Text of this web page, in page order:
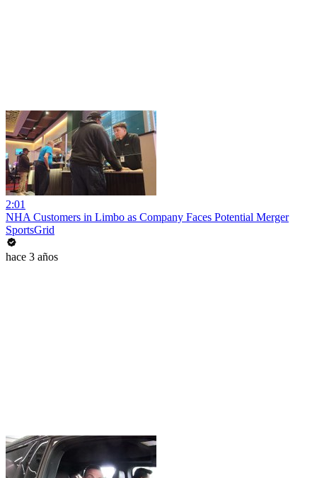
2:01
NHA Customers in Limbo as Company Faces Potential Merger
SportsGrid
hace 3 años